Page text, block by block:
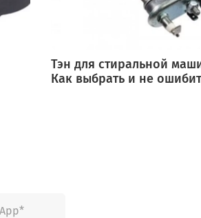
Тэн для стиральной
Как выбрать и не